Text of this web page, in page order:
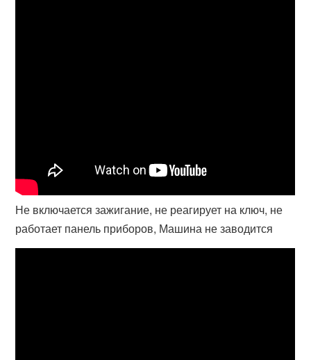
Не включается зажигание, не реагирует на ключ, не
работает панель приборов, Машина не заводится